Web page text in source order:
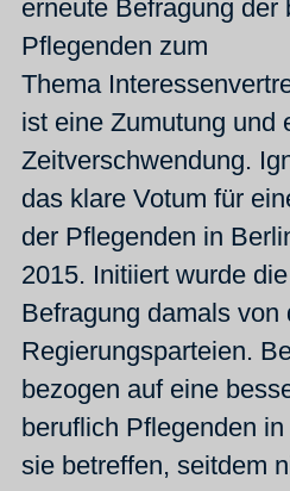
erneute Befragung der
Pflegenden zum
Thema
ist eine Zumutung und
Zeitverschwendung.
das klare Votum für
der Pflegenden in
2015. Initiiert wurde
Befragung damals von
Regierungsparteien.
bezogen auf eine
beruflich Pflegenden
sie betreffen, seitdem